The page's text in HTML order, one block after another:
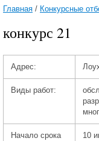
Главная / Конкурсные
конкурс 21
Адрес:
Виды работ:
Начало срока
10